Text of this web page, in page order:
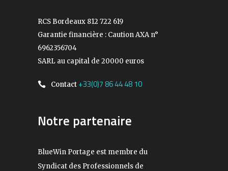
RCS Bordeaux 812 722 619
Garantie financière : Caution AXA n°
6962356704
SARL au capital de 20000 euros
Contact +33(0)7 86 44 48 10
Notre partenaire
BlueWin Portage est membre du
Syndicat des Professionnels de